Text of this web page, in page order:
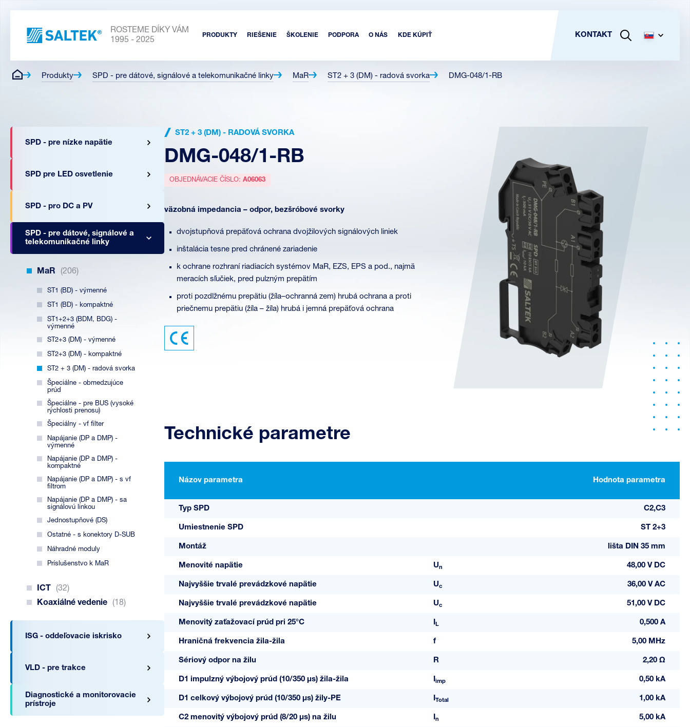
ROSTEME DÍKY VÁM
1995 - 2025
PRODUKTY RIEŠENIE ŠKOLENIE PODPORA O NÁS KDE KÚPIŤ KONTAKT
Produkty SPD - pre dátové, signálové a telekomunikačné linky MaR ST2 + 3 (DM) - radová svorka DMG-048/1-RB
SPD - pre nízke napätie
SPD pre LED osvetlenie
SPD - pro DC a PV
SPD - pre dátové, signálové a
telekomunikačné linky
MaR (206)
ST1 (BD) - výmenné
ST1 (BD) - kompaktné
ST1+2+3 (BDM, BDG) -
výmenné
ST2+3 (DM) - výmenné
ST2+3 (DM) - kompaktné
ST2 + 3 (DM) - radová svorka
Špeciálne - obmedzujúce
prúd
Špeciálne - pre BUS (vysoké
rýchlosti prenosu)
Špeciálny - vf filter
Napájanie (DP a DMP) -
výmenné
Napájanie (DP a DMP) -
kompaktné
Napájanie (DP a DMP) - s vf
filtrom
Napájanie (DP a DMP) - sa
signálovú linkou
Jednostupňové (DS)
Ostatné - s konektory D-SUB
Náhradné moduly
Príslušenstvo k MaR
ICT
(32)
Koaxiálné vedenie
(18)
ISG - oddeľovacie iskrisko
VLD - pre trakce
Diagnostické a monitorovacie
prístroje
ST2 + 3 (DM) - RADOVÁ SVORKA
DMG-048/1-RB
OBJEDNÁVACIE ČÍSLO: A06063
väzobná impedancia – odpor, bezšróbové svorky
dvojstupňová prepäťová ochrana dvojžilových signálových liniek
inštalácia tesne pred chránené zariadenie
k ochrane rozhraní riadiacích systémov MaR, EZS, EPS a pod., najmä
meracích sľučiek, pred pulzným prepätím
proti pozdlžnému prepätiu (žíla–ochranná zem) hrubá ochrana a proti
priečnemu prepätiu (žíla – žíla) hrubá i jemná prepäťová ochrana
Technické parametre
Názov parametra Hodnota parametra
Typ SPD C2,C3
Umiestnenie SPD ST 2+3
Montáž lišta DIN 35 mm
Menovité napätie Un 48,00 V DC
Najvyššie trvalé prevádzkové napätie Uc 36,00 V AC
Najvyššie trvalé prevádzkové napätie Uc 51,00 V DC
Menovitý zaťažovací prúd pri 25°C IL 0,500 A
Hraničná frekvencia žila-žila f 5,00 MHz
Sériový odpor na žilu R 2,20 Ω
D1 impulzný výbojový prúd (10/350 µs) žila-žila Iimp 0,50 kA
D1 celkový výbojový prúd (10/350 µs) žily-PE ITotal 1,00 kA
C2 menovitý výbojový prúd (8/20 µs) na žilu In 5,00 kA